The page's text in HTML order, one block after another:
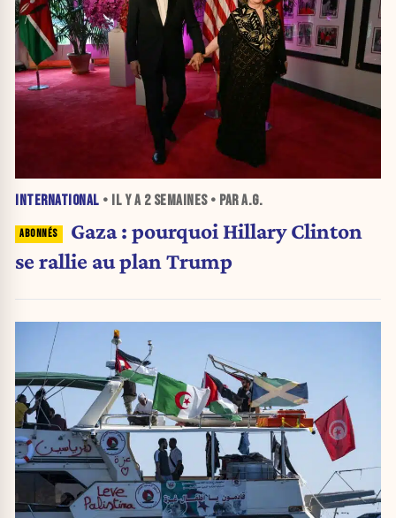
INTERNATIONAL • IL Y A 2 SEMAINES• PAR A.G.
Gaza : pourquoi Hillary Clinton
se rallie au plan Trump